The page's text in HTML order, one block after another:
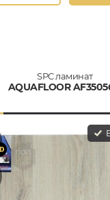
SPC ламинат
AQUAFLOOR